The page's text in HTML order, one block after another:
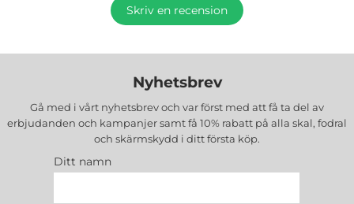
Skriv en recension
Nyhetsbrev
Gå med i vårt nyhetsbrev och var först med att få ta del av
erbjudanden och kampanjer samt få 10% rabatt på alla skal, fodral
och skärmskydd i ditt första köp.
Ditt namn